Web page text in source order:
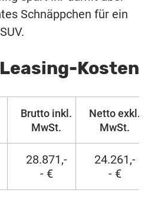
Schnäppchen für ein
Kosten
Brutto inkl.
MwSt.
Netto exkl.
MwSt.
28.871,-
- €
24.261,-
- €